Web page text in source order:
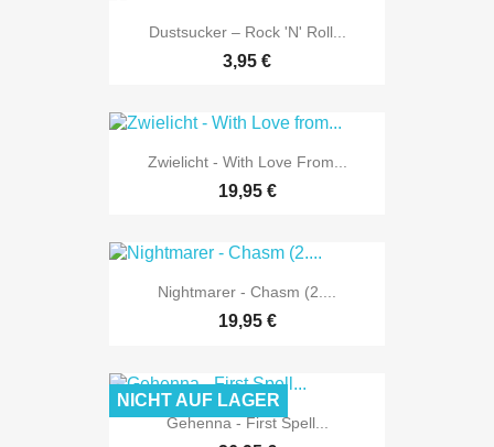
Dustsucker ‎– Rock 'n' Roll...
3,95 €
Zwielicht - With Love From...
19,95 €
Nightmarer - Chasm (2....
19,95 €
Gehenna - First Spell...
NICHT AUF LAGER